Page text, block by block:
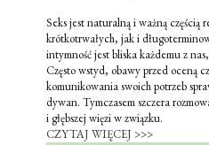
Seks jest naturalną i ważną częścią
krótkotrwałych, jak i
intymność jest bliska każdemu z
Często wstyd, obawy przed oceną
komunikowania swoich potrzeb
dywan. Tymczasem szczera
i głębszej więzi w związku.
CZYTAJ WIĘCEJ >>>